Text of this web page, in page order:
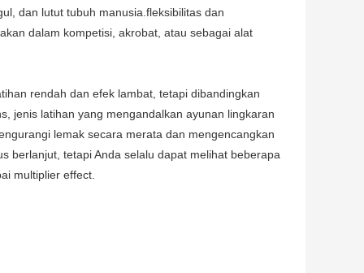
dan lutut tubuh manusia.fleksibilitas dan
dalam kompetisi, akrobat, atau sebagai alat
rendah dan efek lambat, tetapi dibandingkan
jenis latihan yang mengandalkan ayunan lingkaran
lemak secara merata dan mengencangkan
berlanjut, tetapi Anda selalu dapat melihat beberapa
multiplier effect.